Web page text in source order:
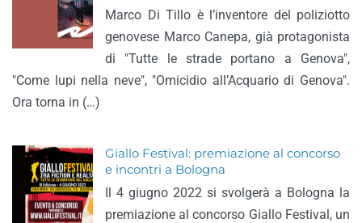
Marco Di Tillo è l’inventore del poliziotto
genovese Marco Canepa, già protagonista
di "Tutte le strade portano a Genova",
"Come lupi nella neve", "Omicidio all’Acquario di Genova".
Ora torna in (…)
Giallo Festival: premiazione al concorso
e incontri a Bologna
Il 4 giugno 2022 si svolgerà a Bologna la
premiazione al concorso Giallo Festival, un